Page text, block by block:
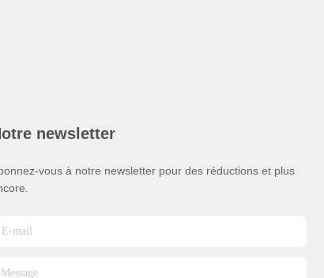
newsletter
vous à notre newsletter pour des réductions et plus